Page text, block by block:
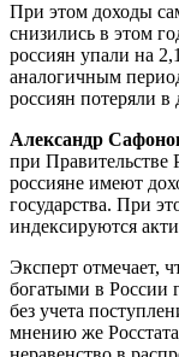
При этом доходы
снизились в этом
россиян упали на
аналогичным
россиян потеряли в
Александр
при
россияне имеют
государства. При
индексируются
Эксперт отмечает,
богатыми в России
без учета
мнению же